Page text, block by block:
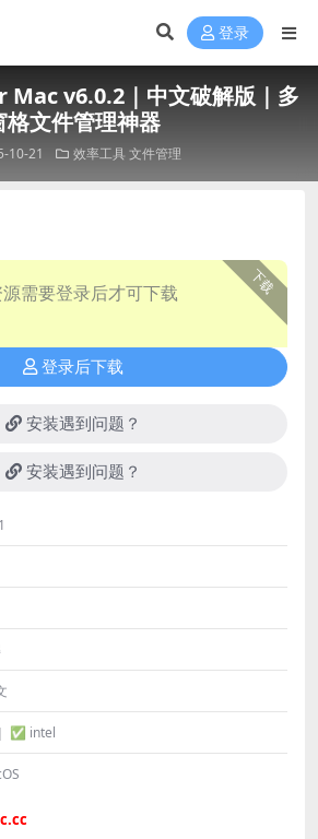
登录
Mac v6.0.2｜中文破解版｜多
格文件管理神器
10-21 效率工具文件管理
下载
需要登录后才可下载
登录后下载
安装遇到问题？
安装遇到问题？
✅ intel